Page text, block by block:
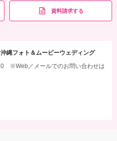
資料請求する
縄フォト＆ムービーウェディング
※Web／メールでのお問い合わせは